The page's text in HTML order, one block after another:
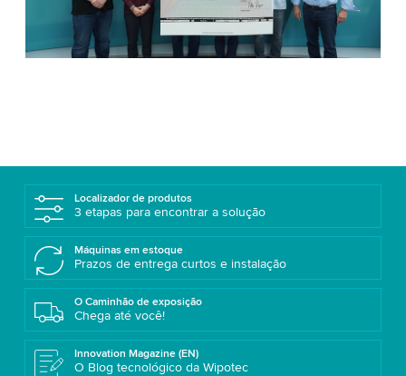
Localizador de produtos
3 etapas para encontrar a solução
Máquinas em estoque
Prazos de entrega curtos e instalação
O Caminhão de exposição
Chega até você!
Innovation Magazine (EN)
O Blog tecnológico da Wipotec